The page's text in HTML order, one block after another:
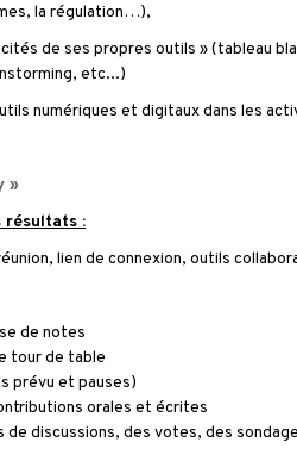
la régulation…),
de ses propres outils » (tableau
etc...)
numériques et digitaux dans les
»
résultats :
lien de connexion, outils
de notes
tour de table
prévu et pauses)
orales et écrites
discussions, des votes, des